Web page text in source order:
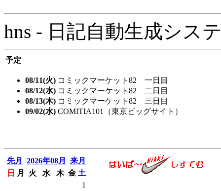
hns - 日記自動生成シス
予定
08/11(火) コミックマーケット82 一日目
08/12(水) コミックマーケット82 二日目
08/13(木) コミックマーケット82 三日目
09/02(水) COMITIA101（東京ビッグサイト）
先月 2026年08月
来月
日
月 火 水 木 金 土
1